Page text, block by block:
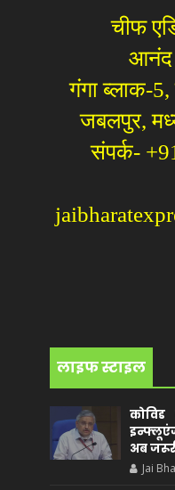
चीफ
आनंद
गंगा ब्लाक-
जबलपुर,
संपर्क-
लाइफ स्टाइल
अब
Jai